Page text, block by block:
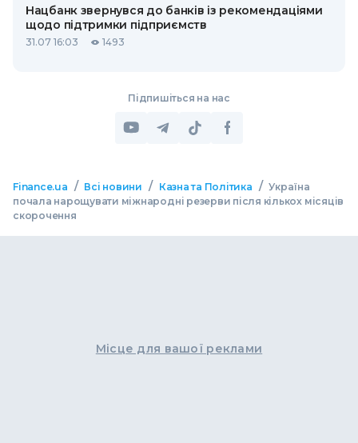
Нацбанк звернувся до банків із рекомендаціями
щодо підтримки підприємств
31.07 16:03 1493
Підпишіться на нас
Finance.ua / Всі новини / Казна та Політика / Україна
почала нарощувати міжнародні резерви після кількох місяців
скорочення
Місце для вашої реклами